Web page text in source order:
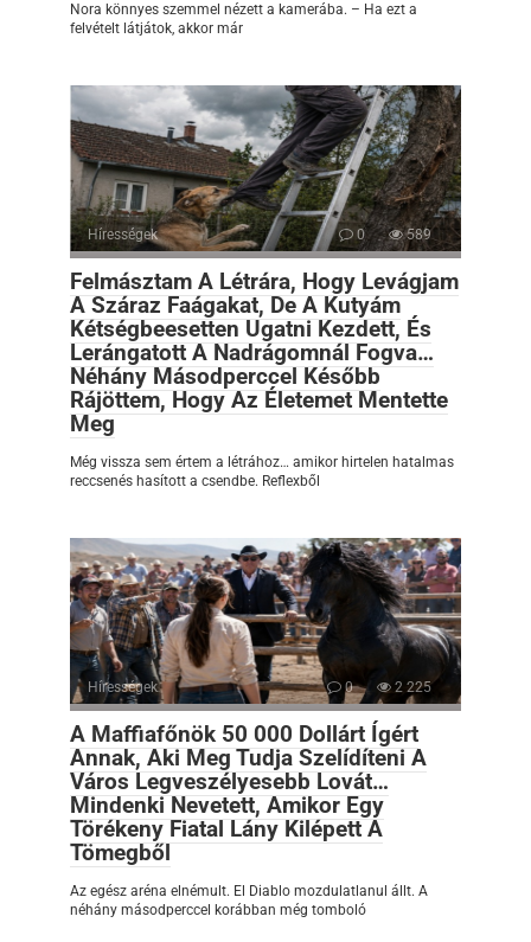
Nora könnyes szemmel nézett a kamerába. – Ha ezt a
felvételt látjátok, akkor már
Hírességek 0 589
Felmásztam A Létrára, Hogy Levágjam
A Száraz Faágakat, De A Kutyám
Kétségbeesetten Ugatni Kezdett, És
Lerángatott A Nadrágomnál Fogva…
Néhány Másodperccel Később
Rájöttem, Hogy Az Életemet Mentette
Meg
Még vissza sem értem a létrához… amikor hirtelen hatalmas
reccsenés hasított a csendbe. Reflexből
Hírességek 0 2 225
A Maffiafőnök 50 000 Dollárt Ígért
Annak, Aki Meg Tudja Szelídíteni A
Város Legveszélyesebb Lovát…
Mindenki Nevetett, Amikor Egy
Törékeny Fiatal Lány Kilépett A
Tömegből
Az egész aréna elnémult. El Diablo mozdulatlanul állt. A
néhány másodperccel korábban még tomboló